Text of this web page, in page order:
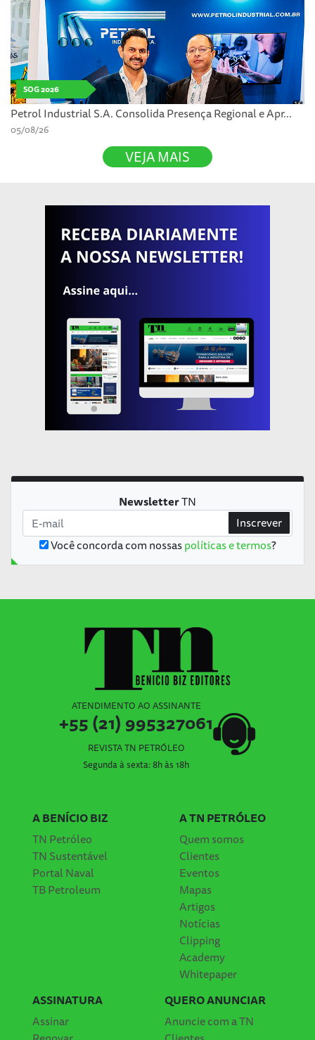
SOG 2026
Petrol Industrial S.A. Consolida Presença Regional e Apr...
05/08/26
VEJA MAIS
NewsletterTN
Você concorda com nossaspolíticas e termos?
Inscrever
ATENDIMENTO AO ASSINANTE
+55 (21) 995327061
REVISTA TN PETRÓLEO
Segunda à sexta: 8h às 18h
A BENÍCIO BIZ
TN Petróleo
TN Sustentável
Portal Naval
TB Petroleum
A TN PETRÓLEO
Quem somos
Clientes
Eventos
Mapas
Artigos
Notícias
Clipping
Academy
Whitepaper
ASSINATURA
Assinar
QUERO ANUNCIAR
Anuncie com a TN